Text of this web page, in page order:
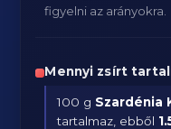
figyelni az arányokra.
Mennyi zsírt
100 g Szardénia
tartalmaz, ebből